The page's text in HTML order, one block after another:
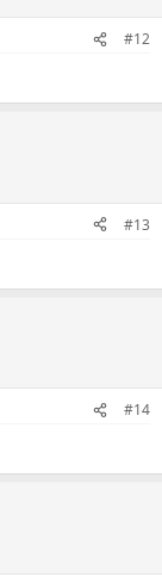
#12
#13
#14